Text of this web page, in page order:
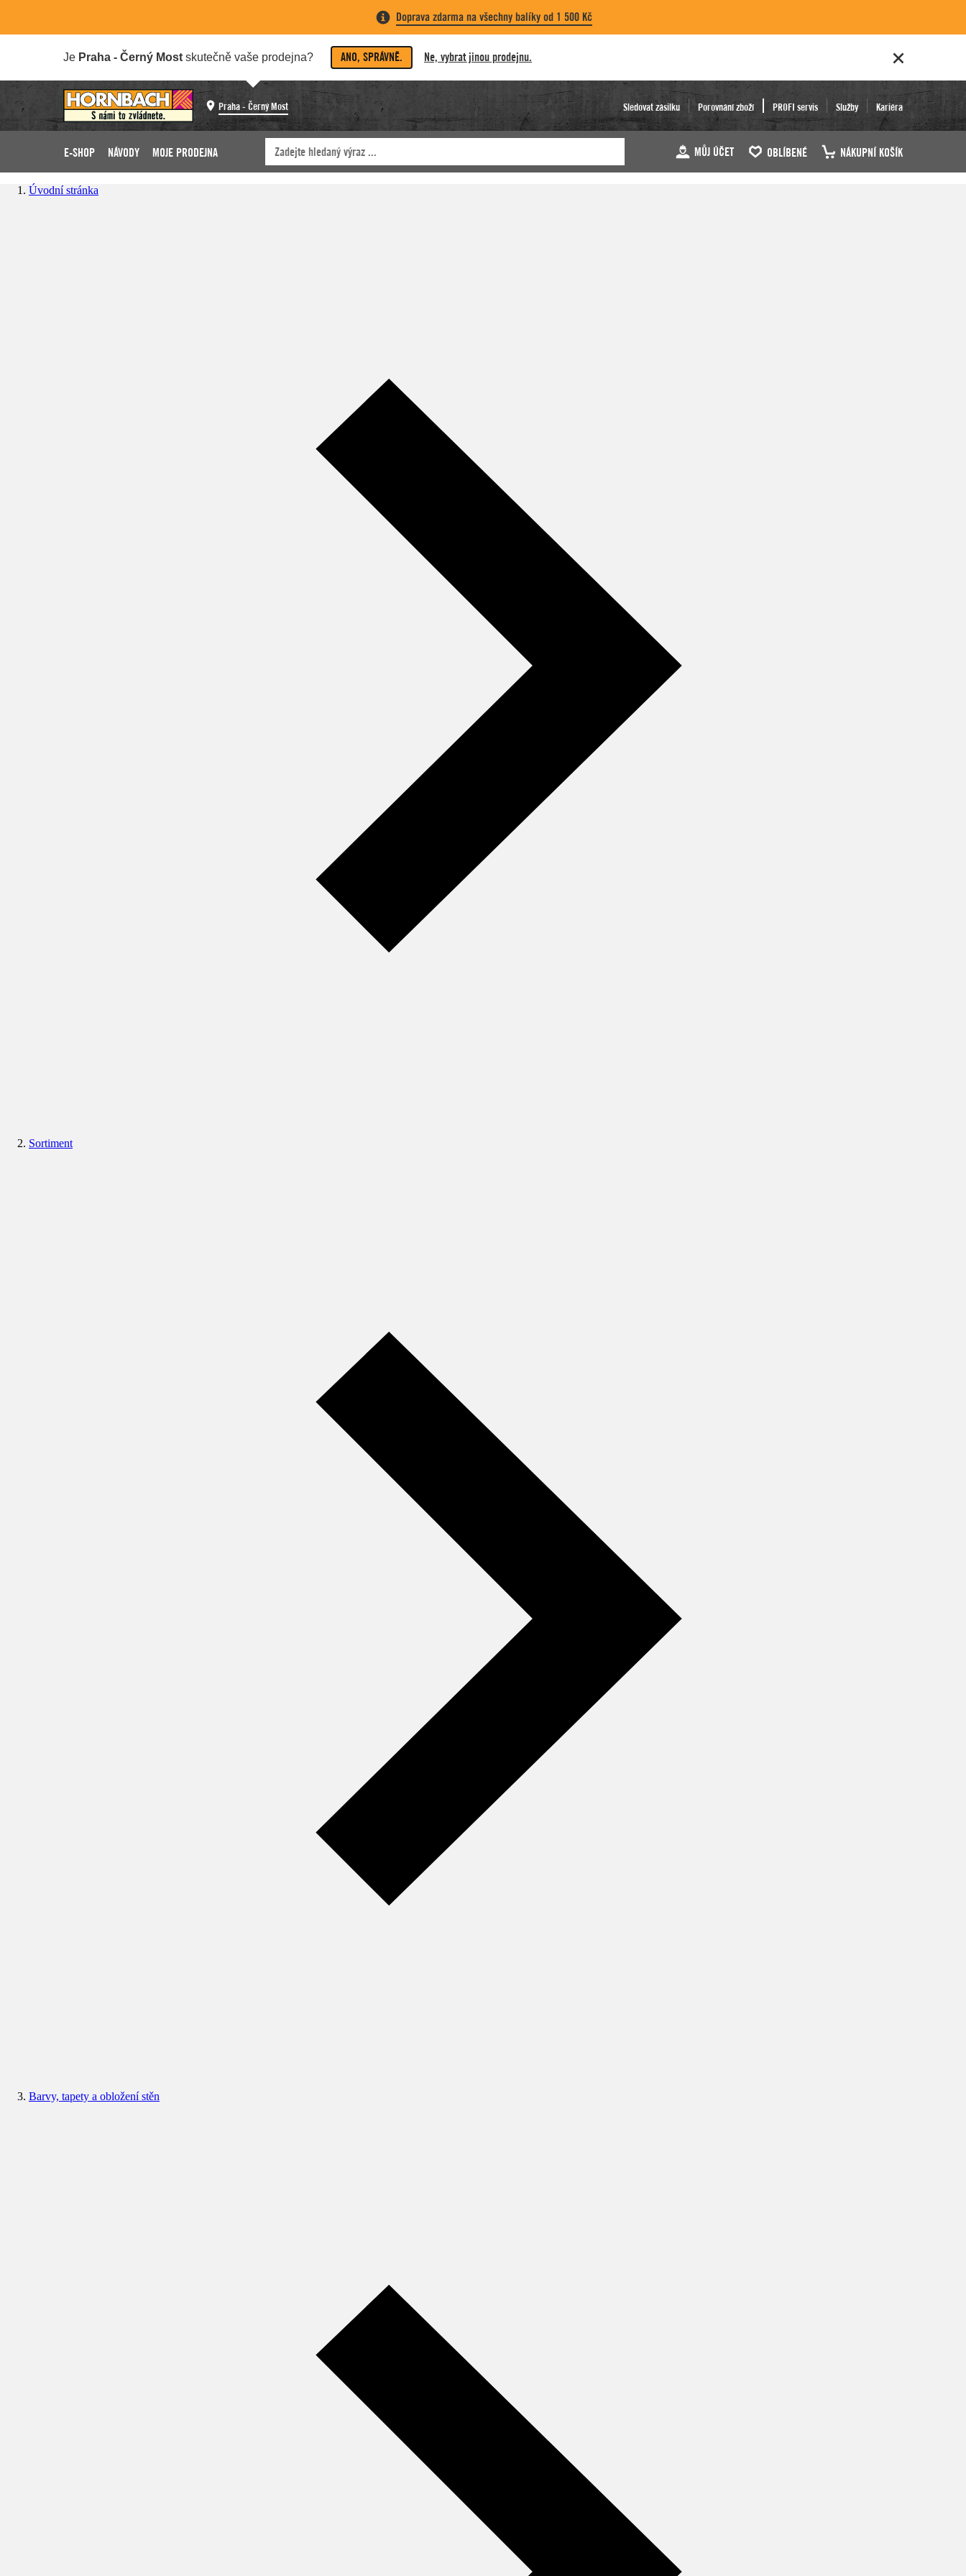
Doprava zdarma na všechny balíky od 1 500 Kč
Je Praha - Černý Most skutečně vaše prodejna? ANO, SPRÁVNĚ. Ne, vybrat jinou prodejnu.
Praha - Černý Most Sledovat zásilku Porovnání zboží PROFI servis Služby Kariéra
E-SHOP NÁVODY MOJE PRODEJNA MŮJ ÚČET OBLÍBENÉ NÁKUPNÍ KOŠÍK
Úvodní stránka
Sortiment
Barvy, tapety a obložení stěn